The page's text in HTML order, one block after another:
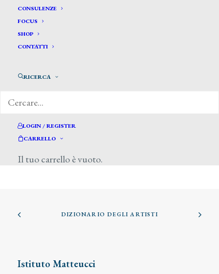
CONSULENZE
FOCUS
SHOP
CONTATTI
RICERCA
LOGIN / REGISTER
CARRELLO
Il tuo carrello è vuoto.
Rovero Giovanni
DIZIONARIO DEGLI ARTISTI
Istituto Matteucci